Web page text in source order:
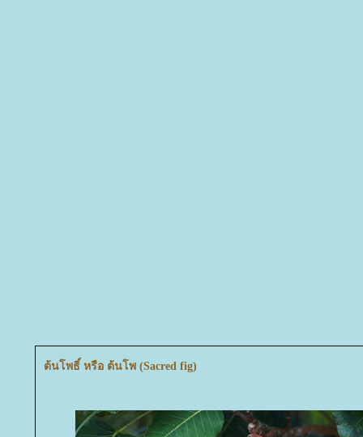
ต้นโพธิ์ หรือ ต้นโพ (Sacred fig)